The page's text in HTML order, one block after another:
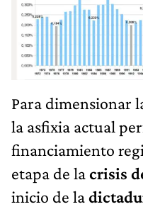
la asfixia actual
financiamiento
etapa de lacrisis
inicio de la
Los números